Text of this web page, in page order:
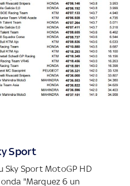
Sport
Sky Sport MotoGP HD
"Marquez 6 un